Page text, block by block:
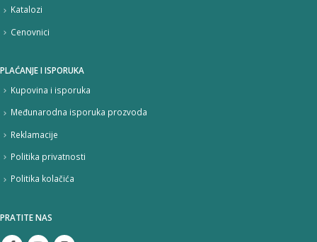
Katalozi
Cenovnici
PLAĆANJE I ISPORUKA
Kupovina i isporuka
Međunarodna isporuka prozvoda
Reklamacije
Politika privatnosti
Politika kolačića
PRATITE NAS